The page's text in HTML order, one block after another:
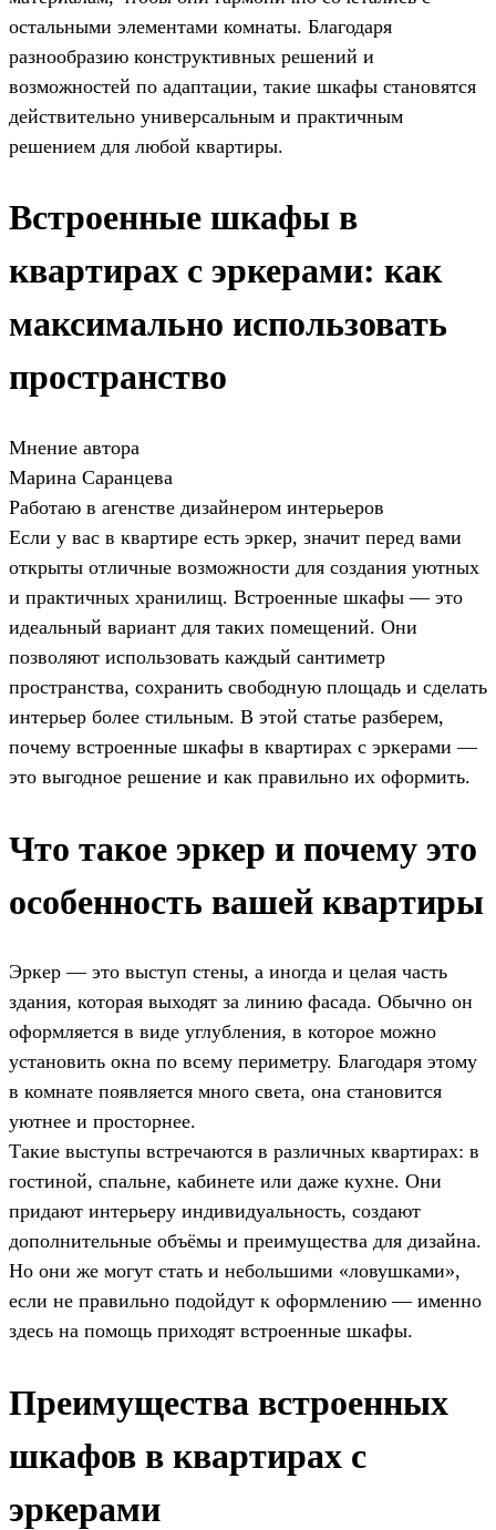
остальными элементами комнаты. Благодаря
разнообразию конструктивных решений и
возможностей по адаптации, такие шкафы становятся
действительно универсальным и практичным
решением для любой квартиры.
Встроенные шкафы в
квартирах с эркерами: как
максимально использовать
пространство
Мнение автора
Марина Саранцева
Работаю в агенстве дизайнером интерьеров
Если у вас в квартире есть эркер, значит перед вами
открыты отличные возможности для создания уютных
и практичных хранилищ. Встроенные шкафы — это
идеальный вариант для таких помещений. Они
позволяют использовать каждый сантиметр
пространства, сохранить свободную площадь и сделать
интерьер более стильным. В этой статье разберем,
почему встроенные шкафы в квартирах с эркерами —
это выгодное решение и как правильно их оформить.
Что такое эркер и почему это
особенность вашей квартиры
Эркер — это выступ стены, а иногда и целая часть
здания, которая выходят за линию фасада. Обычно он
оформляется в виде углубления, в которое можно
установить окна по всему периметру. Благодаря этому
в комнате появляется много света, она становится
уютнее и просторнее.
Такие выступы встречаются в различных квартирах: в
гостиной, спальне, кабинете или даже кухне. Они
придают интерьеру индивидуальность, создают
дополнительные объёмы и преимущества для дизайна.
Но они же могут стать и небольшими «ловушками»,
если не правильно подойдут к оформлению — именно
здесь на помощь приходят встроенные шкафы.
Преимущества встроенных
шкафов в квартирах с
эркерами